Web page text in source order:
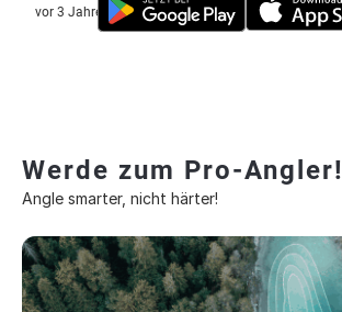
vor 3 Jahre
Werde zum Pro-Angler!
Angle smarter, nicht härter!